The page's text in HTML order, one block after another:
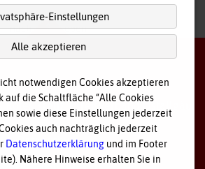
nach oben
Rotes Kreuz - Kreisverband Ostallgäu
Datenschutz
Einstellungen
Einstellungen
Alle akzeptieren
notwendigen Cookies akzeptieren
auf die Schaltfläche “Alle Cookies
sowie diese Einstellungen jederzeit
auch nachträglich jederzeit
Datenschutzerklärungund im Footer
Nähere Hinweise erhalten Sie in